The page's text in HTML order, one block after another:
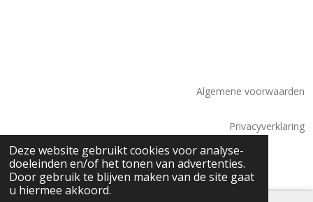
Deze website gebruikt cookies voor analyse-
doeleinden en/of het tonen van advertenties.
Door gebruik te blijven maken van de site gaat
u hiermee akkoord.
Algemene voorwaarden
Privacyverklaring
© 2026 Saskia Tossaint Maastricht